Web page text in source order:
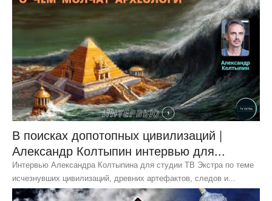
В поисках допотопных цивилизаций |
Александр Колтыпин интервью для...
Интервью Александра Колтыпина для студии ТВ Экстра по теме
исчезнувших цивилизаций, древних артефактов, следов и...